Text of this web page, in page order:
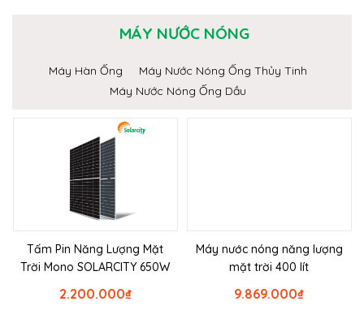
MÁY NƯỚC NÓNG
Máy Hàn Ống
Máy Nước Nóng Ống Thủy Tinh
Máy Nước Nóng Ống Dầu
Tấm Pin Năng Lượng Mặt
Trời Mono SOLARCITY 650W
₫
2.200.000
Máy nước nóng năng lượng
mặt trời 400 lít
₫
9.869.000